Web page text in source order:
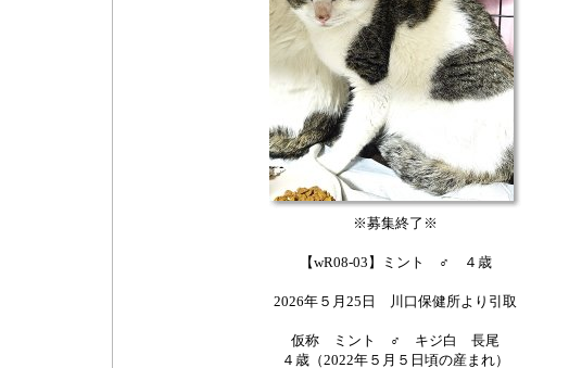
※募集終了※
【wR08-03】ミント ♂ ４歳
2026年５月25日 川口保健所より引取
仮称 ミント ♂ キジ白 長尾
４歳（2022年５月５日頃の産まれ）